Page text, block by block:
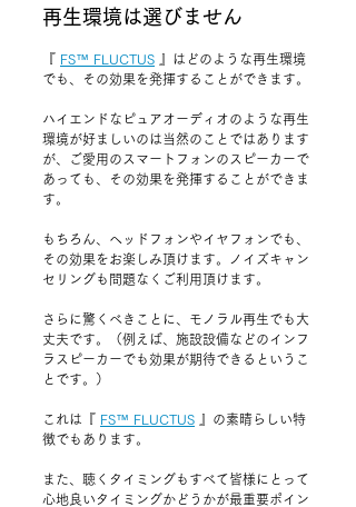
再生環境は選びません
『 FS™ FLUCTUS 』 はどのような再生環境
でも、その効果を発揮することができます。
ハイエンドなピュアオーディオのような再生
環境が好ましいのは当然のことではあります
が、ご愛用のスマートフォンのスピーカーで
あっても、その効果を発揮することができま
す。
もちろん、ヘッドフォンやイヤフォンでも、
その効果をお楽しみ頂けます。ノイズキャン
セリングも問題なくご利用頂けます。
さらに驚くべきことに、モノラル再生でも大
丈夫です。（例えば、施設設備などのインフ
ラスピーカーでも効果が期待できるというこ
とです。）
これは 『 FS™ FLUCTUS 』 の素晴らしい特
徴でもあります。
また、聴くタイミングもすべて皆様にとって
心地良いタイミングかどうかが最重要ポイン